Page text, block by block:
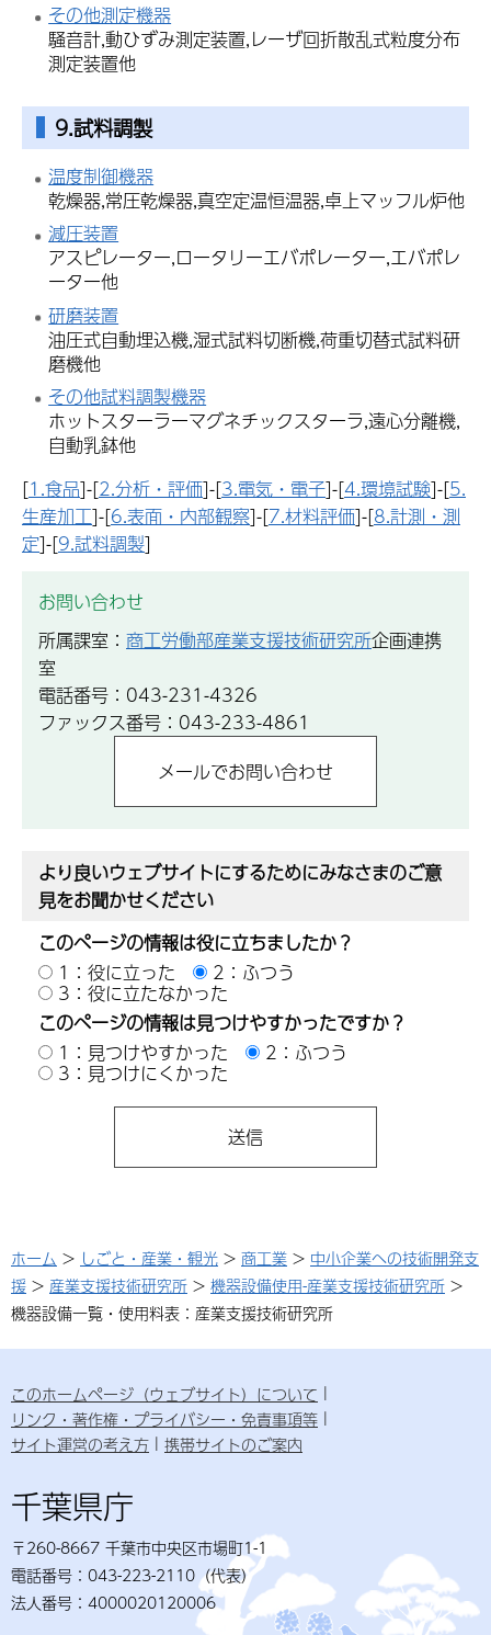
その他測定機器
騒音計,動ひずみ測定装置,レーザ回折散乱式粒度分布
測定装置他
9.試料調製
温度制御機器
乾燥器,常圧乾燥器,真空定温恒温器,卓上マッフル炉他
減圧装置
アスピレーター,ロータリーエバポレーター,エバポレ
ーター他
研磨装置
油圧式自動埋込機,湿式試料切断機,荷重切替式試料研
磨機他
その他試料調製機器
ホットスターラーマグネチックスターラ,遠心分離機,
自動乳鉢他
[1.食品]-[2.分析・評価]-[3.電気・電子]-[4.環境試験]-[5.
生産加工]-[6.表面・内部観察]-[7.材料評価]-[8.計測・測
定]-[9.試料調製]
お問い合わせ
所属課室： 商工労働部産業支援技術研究所企画連携
室
電話番号：043-231-4326
ファックス番号：043-233-4861
より良いウェブサイトにするためにみなさまのご意
見をお聞かせください
このページの情報は役に立ちましたか？
1：役に立った
2：ふつう
3：役に立たなかった
このページの情報は見つけやすかったですか？
1：見つけやすかった
2：ふつう
3：見つけにくかった
ホーム > しごと・産業・観光 > 商工業 > 中小企業への技術開発支
援 > 産業支援技術研究所 > 機器設備使用-産業支援技術研究所 >
機器設備一覧・使用料表：産業支援技術研究所
このホームページ（ウェブサイト）について
リンク・著作権・プライバシー・免責事項等
サイト運営の考え方
携帯サイトのご案内
千葉県庁
〒260-8667 千葉市中央区市場町1-1
電話番号：043-223-2110（代表）
法人番号：4000020120006